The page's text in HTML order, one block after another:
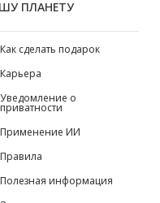
ПЛАНЕТУ
Как сделать подарок
Карьера
Уведомление о
приватности
Применение ИИ
Правила
Полезная информация